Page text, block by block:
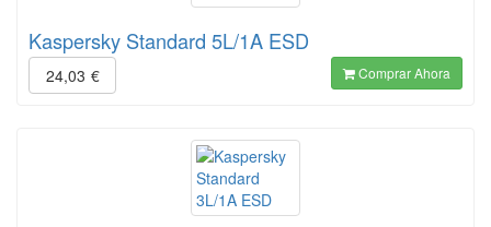
Kaspersky Standard 5L/1A ESD
24,03 € Comprar Ahora